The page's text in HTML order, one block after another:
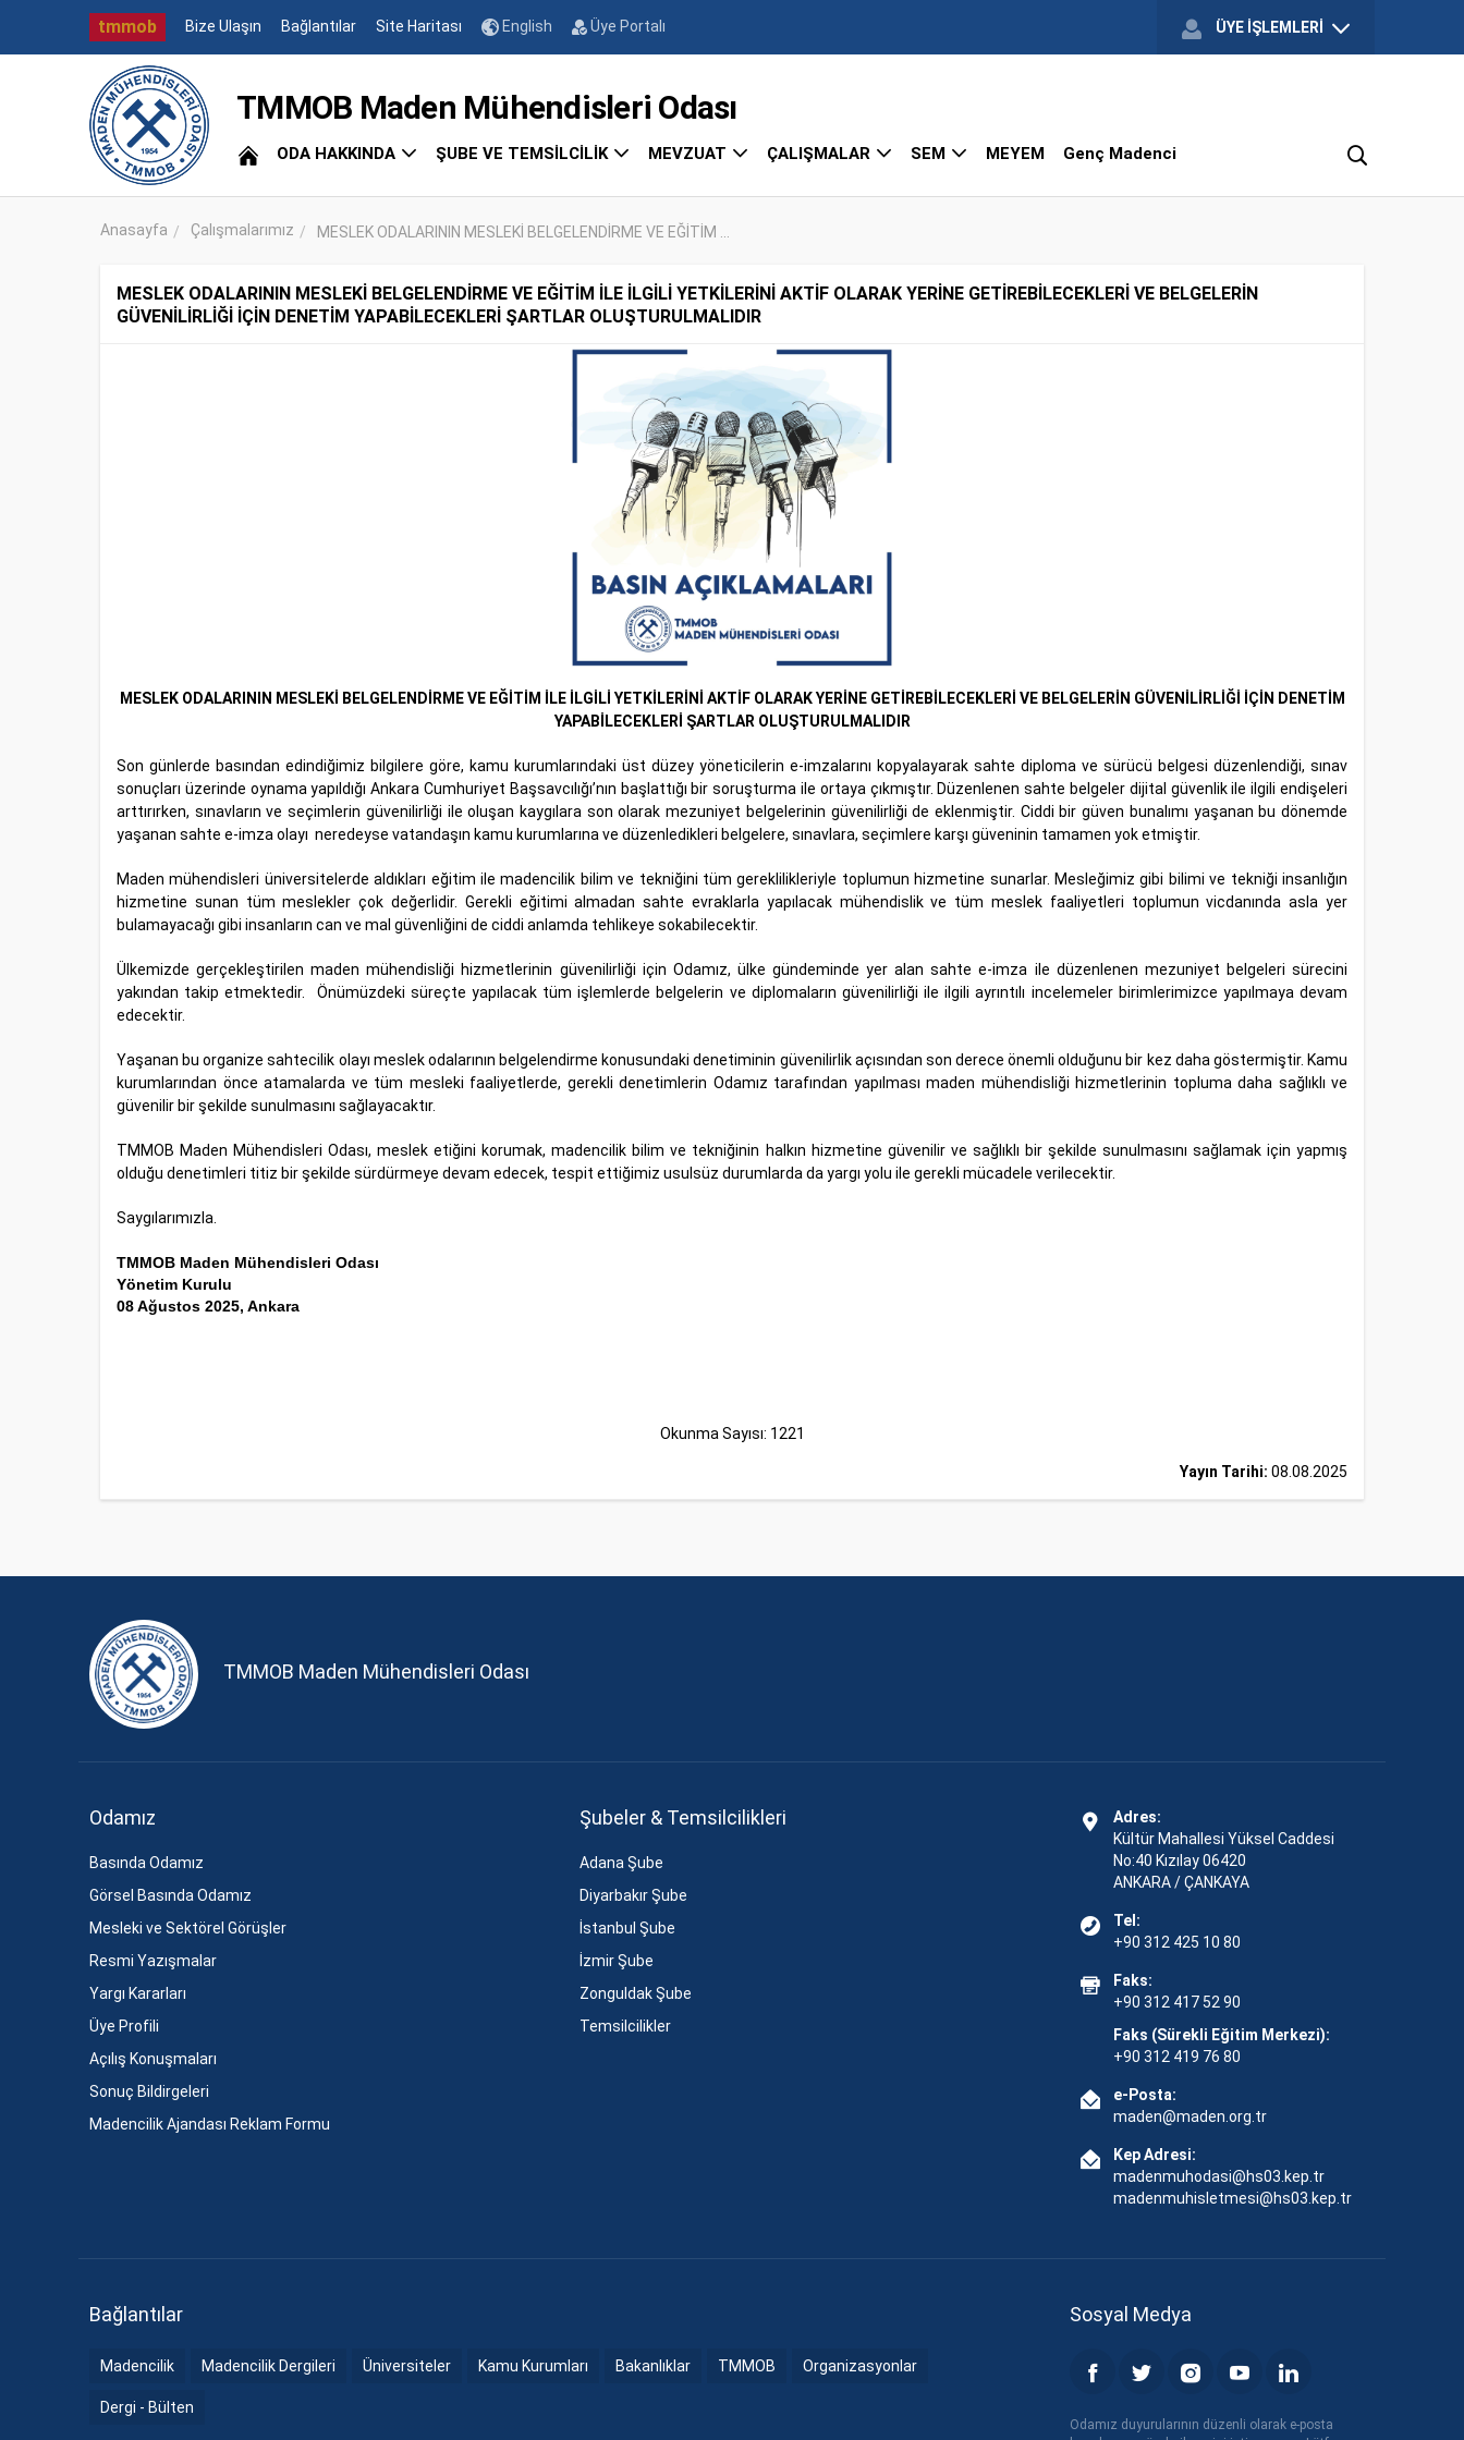
tmmob Bize Ulaşın Bağlantılar Site Haritası English Üye Portalı ÜYE İŞLEMLERİ
TMMOB Maden Mühendisleri Odası
ODA HAKKINDA ŞUBE VE TEMSİLCİLİK MEVZUAT ÇALIŞMALAR SEM MEYEM Genç Madenci
Anasayfa Çalışmalarımız MESLEK ODALARININ MESLEKİ BELGELENDİRME VE EĞİTİM ...
MESLEK ODALARININ MESLEKİ BELGELENDİRME VE EĞİTİM İLE İLGİLİ YETKİLERİNİ AKTİF OLARAK YERİNE GETİREBİLECEKLERİ VE BELGELERİN
GÜVENİLİRLİĞİ İÇİN DENETİM YAPABİLECEKLERİ ŞARTLAR OLUŞTURULMALIDIR
MESLEK ODALARININ MESLEKİ BELGELENDİRME VE EĞİTİM İLE İLGİLİ YETKİLERİNİ AKTİF OLARAK YERİNE GETİREBİLECEKLERİ VE BELGELERİN GÜVENİLİRLİĞİ İÇİN DENETİM
YAPABİLECEKLERİ ŞARTLAR OLUŞTURULMALIDIR
Son günlerde basından edindiğimiz bilgilere göre, kamu kurumlarındaki üst düzey yöneticilerin e-imzalarını kopyalayarak sahte diploma ve sürücü belgesi düzenlendiği, sınav
sonuçları üzerinde oynama yapıldığı Ankara Cumhuriyet Başsavcılığı’nın başlattığı bir soruşturma ile ortaya çıkmıştır. Düzenlenen sahte belgeler dijital güvenlik ile ilgili endişeleri
arttırırken, sınavların ve seçimlerin güvenilirliği ile oluşan kaygılara son olarak mezuniyet belgelerinin güvenilirliği de eklenmiştir. Ciddi bir güven bunalımı yaşanan bu dönemde
yaşanan sahte e-imza olayı neredeyse vatandaşın kamu kurumlarına ve düzenledikleri belgelere, sınavlara, seçimlere karşı güveninin tamamen yok etmiştir.
Maden mühendisleri üniversitelerde aldıkları eğitim ile madencilik bilim ve tekniğini tüm gereklilikleriyle toplumun hizmetine sunarlar. Mesleğimiz gibi bilimi ve tekniği insanlığın
hizmetine sunan tüm meslekler çok değerlidir. Gerekli eğitimi almadan sahte evraklarla yapılacak mühendislik ve tüm meslek faaliyetleri toplumun vicdanında asla yer
bulamayacağı gibi insanların can ve mal güvenliğini de ciddi anlamda tehlikeye sokabilecektir.
Ülkemizde gerçekleştirilen maden mühendisliği hizmetlerinin güvenilirliği için Odamız, ülke gündeminde yer alan sahte e-imza ile düzenlenen mezuniyet belgeleri sürecini
yakından takip etmektedir. Önümüzdeki süreçte yapılacak tüm işlemlerde belgelerin ve diplomaların güvenilirliği ile ilgili ayrıntılı incelemeler birimlerimizce yapılmaya devam
edecektir.
Yaşanan bu organize sahtecilik olayı meslek odalarının belgelendirme konusundaki denetiminin güvenilirlik açısından son derece önemli olduğunu bir kez daha göstermiştir. Kamu
kurumlarından önce atamalarda ve tüm mesleki faaliyetlerde, gerekli denetimlerin Odamız tarafından yapılması maden mühendisliği hizmetlerinin topluma daha sağlıklı ve
güvenilir bir şekilde sunulmasını sağlayacaktır.
TMMOB Maden Mühendisleri Odası, meslek etiğini korumak, madencilik bilim ve tekniğinin halkın hizmetine güvenilir ve sağlıklı bir şekilde sunulmasını sağlamak için yapmış
olduğu denetimleri titiz bir şekilde sürdürmeye devam edecek, tespit ettiğimiz usulsüz durumlarda da yargı yolu ile gerekli mücadele verilecektir.
Saygılarımızla.
TMMOB Maden Mühendisleri Odası
Yönetim Kurulu
08Ağustos 2025, Ankara
Okunma Sayısı: 1221
Yayın Tarihi: 08.08.2025
TMMOB Maden Mühendisleri Odası
Odamız
Basında Odamız
Görsel Basında Odamız
Mesleki ve Sektörel Görüşler
Resmi Yazışmalar
Yargı Kararları
Üye Profili
Açılış Konuşmaları
Sonuç Bildirgeleri
Madencilik Ajandası Reklam Formu
Şubeler & Temsilcilikleri
Adana Şube
Diyarbakır Şube
İstanbul Şube
İzmir Şube
Zonguldak Şube
Temsilcilikler
Adres:
Kültür Mahallesi Yüksel Caddesi
No:40 Kızılay 06420
ANKARA / ÇANKAYA
Tel:
+90 312 425 10 80
Faks:
+90 312 417 52 90
Faks (Sürekli Eğitim Merkezi):
+90 312 419 76 80
e-Posta:
maden@maden.org.tr
Kep Adresi:
madenmuhodasi@hs03.kep.tr
madenmuhisletmesi@hs03.kep.tr
Bağlantılar
Madencilik Madencilik Dergileri Üniversiteler Kamu Kurumları Bakanlıklar TMMOB Organizasyonlar
Dergi - Bülten
Sosyal Medya
Odamız duyurularının düzenli olarak e-posta